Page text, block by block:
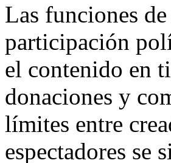
Las funciones
participación
el contenido en
donaciones y
límites entre
espectadores se